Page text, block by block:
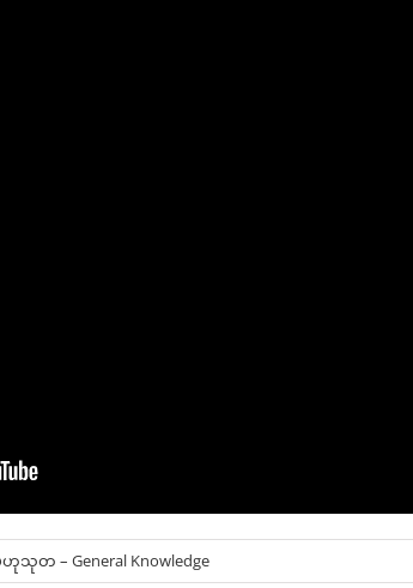
တ – General Knowledge